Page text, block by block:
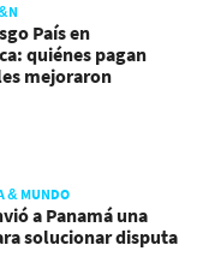
País en
quiénes pagan
mejoraron
& MUNDO
a Panamá una
solucionar disputa